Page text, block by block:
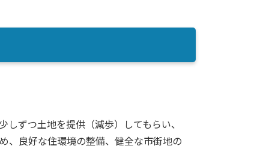
ずつ土地を提供（減歩）してもらい、
、良好な住環境の整備、健全な市街地の